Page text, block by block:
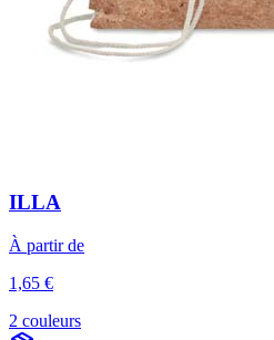
ILLA
À partir de
1,65 €
2 couleurs